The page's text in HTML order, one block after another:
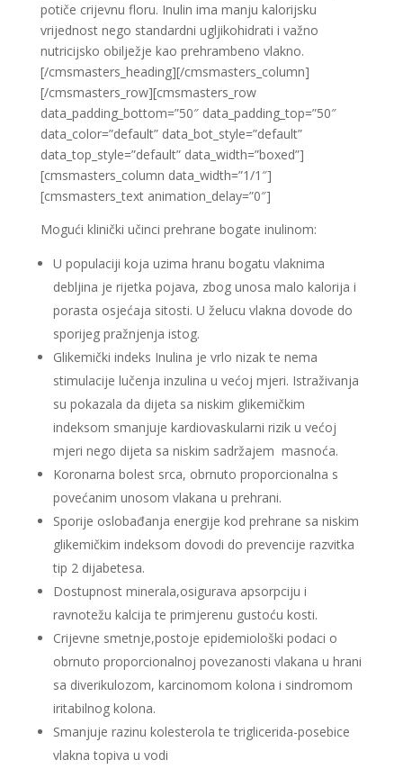
potiče crijevnu floru. Inulin ima manju kalorijsku
vrijednost nego standardni ugljikohidrati i važno
nutricijsko obilježje kao prehrambeno vlakno.
[/cmsmasters_heading][/cmsmasters_column]
[/cmsmasters_row][cmsmasters_row
data_padding_bottom=”50″ data_padding_top=”50″
data_color=”default” data_bot_style=”default”
data_top_style=”default” data_width=”boxed”]
[cmsmasters_column data_width=”1/1″]
[cmsmasters_text animation_delay=”0″]
Mogući klinički učinci prehrane bogate inulinom:
U populaciji koja uzima hranu bogatu vlaknima
debljina je rijetka pojava, zbog unosa malo kalorija i
porasta osjećaja sitosti. U želucu vlakna dovode do
sporijeg pražnjenja istog.
Glikemički indeks Inulina je vrlo nizak te nema
stimulacije lučenja inzulina u većoj mjeri. Istraživanja
su pokazala da dijeta sa niskim glikemičkim
indeksom smanjuje kardiovaskularni rizik u većoj
mjeri nego dijeta sa niskim sadržajem masnoća.
Koronarna bolest srca, obrnuto proporcionalna s
povećanim unosom vlakana u prehrani.
Sporije oslobađanja energije kod prehrane sa niskim
glikemičkim indeksom dovodi do prevencije razvitka
tip 2 dijabetesa.
Dostupnost minerala,osigurava apsorpciju i
ravnotežu kalcija te primjerenu gustoću kosti.
Crijevne smetnje,postoje epidemiološki podaci o
obrnuto proporcionalnoj povezanosti vlakana u hrani
sa diverikulozom, karcinomom kolona i sindromom
iritabilnog kolona.
Smanjuje razinu kolesterola te triglicerida-posebice
vlakna topiva u vodi